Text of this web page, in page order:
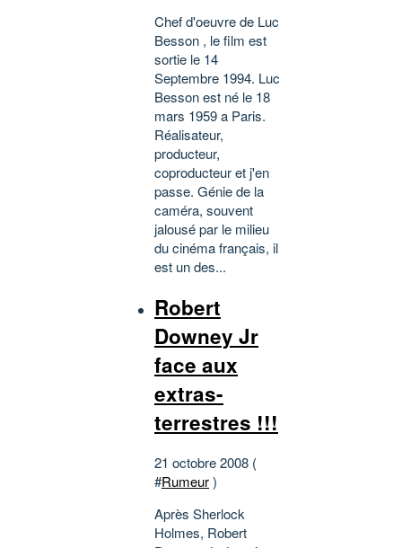
Chef d'oeuvre de Luc
Besson , le film est
sortie le 14
Septembre 1994. Luc
Besson est né le 18
mars 1959 a Paris.
Réalisateur,
producteur,
coproducteur et j'en
passe. Génie de la
caméra, souvent
jalousé par le milieu
du cinéma français, il
est un des...
Robert
Downey Jr
face aux
extras-
terrestres !!!
21 octobre 2008 (
#Rumeur)
Après Sherlock
Holmes, Robert